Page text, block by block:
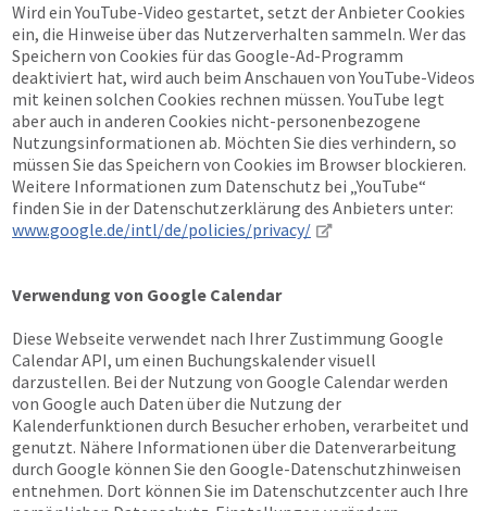
Wird ein YouTube-Video gestartet, setzt der Anbieter Cookies
ein, die Hinweise über das Nutzerverhalten sammeln. Wer das
Speichern von Cookies für das Google-Ad-Programm
deaktiviert hat, wird auch beim Anschauen von YouTube-Videos
mit keinen solchen Cookies rechnen müssen. YouTube legt
aber auch in anderen Cookies nicht-personenbezogene
Nutzungsinformationen ab. Möchten Sie dies verhindern, so
müssen Sie das Speichern von Cookies im Browser blockieren.
Weitere Informationen zum Datenschutz bei „YouTube“
finden Sie in der Datenschutzerklärung des Anbieters unter:
www.google.de/intl/de/policies/privacy/
Verwendung von Google Calendar
Diese Webseite verwendet nach Ihrer Zustimmung Google
Calendar API, um einen Buchungskalender visuell
darzustellen. Bei der Nutzung von Google Calendar werden
von Google auch Daten über die Nutzung der
Kalenderfunktionen durch Besucher erhoben, verarbeitet und
genutzt. Nähere Informationen über die Datenverarbeitung
durch Google können Sie den Google-Datenschutzhinweisen
entnehmen. Dort können Sie im Datenschutzcenter auch Ihre